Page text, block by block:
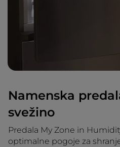
Namenska
svežino
Predala My Zone in
optimalne pogoje za